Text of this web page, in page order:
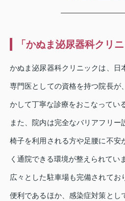
「かぬま泌尿器科クリ
かぬま泌尿器科クリニックは、日
専門医としての資格を持つ院長が
かして丁寧な診療をおこなってい
また、院内は完全なバリアフリー
椅子を利用される方や足腰に不安
く通院できる環境が整えられてい
広々とした駐車場も完備されてお
便利であるほか、感染症対策とし